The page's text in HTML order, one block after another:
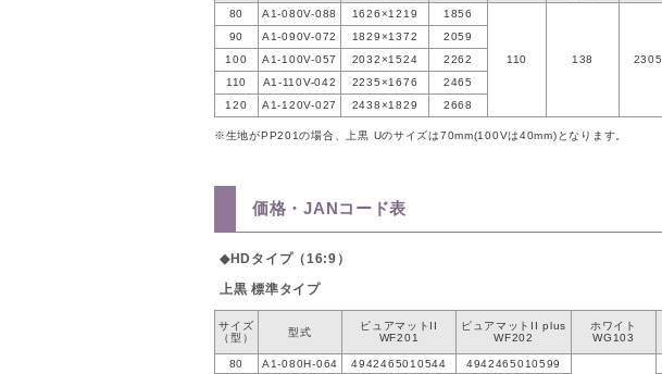
80 A1-080V-088 1626×1219 1856
110 138 2305
90
A1-090V-072 1829×1372 2059
100
A1-100V-057 2032×1524 2262
110
A1-110V-042 2235×1676 2465
120
A1-120V-027 2438×1829 2668
※生地がPP201の場合、上黒 Uのサイズは70mm(100Vは40mm)となります。
価格・JANコード表
◆HDタイプ（16:9）
上黒 標準タイプ
サイズ
（型）
型式
ピュアマットII
WF201
ピュアマットII plus
WF202
ホワイト
WG103
80 A1-080H-064 4942465010544 4942465010599